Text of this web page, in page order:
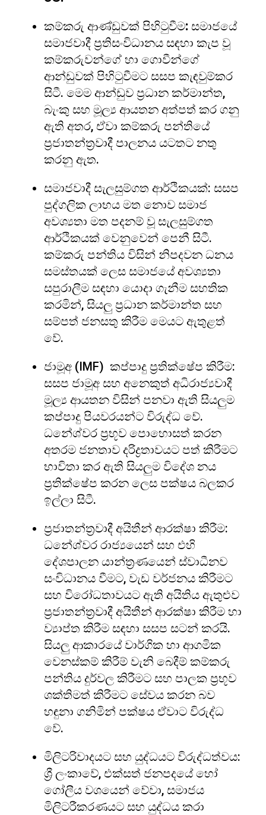
කම්කරු ආණ්ඩුවක් පිහිටුවීම: සමාජයේ
සමාජවාදී ප්‍රතිසංවිධානය සඳහා කැප වූ
කම්කරුවන්ගේ හා ගොවීන්ගේ
ආන්ඩුවක් පිහිටුවීමට සසප කැඳවුම්කර
සිටී. මෙම ආන්ඩුව ප්‍රධාන කර්මාන්ත,
බැංකු සහ මූල්‍ය ආයතන අත්පත් කර ගනු
ඇති අතර, ඒවා කම්කරු පන්තියේ
ප්‍රජාතන්ත්‍රවාදී පාලනය යටතට නතු
කරනු ඇත.
සමාජවාදී සැලසුම්ගත ආර්ථිකයක්: සසප
පුද්ගලික ලාභය මත නොව සමාජ
අවශ්‍යතා මත පදනම් වූ සැලසුම්ගත
ආර්ථිකයක් වෙනුවෙන් පෙනී සිටී.
කම්කරු පන්තිය විසින් නිපදවන ධනය
සමස්තයක් ලෙස සමාජයේ අවශ්‍යතා
සපුරාලීම සඳහා යොදා ගැනීම සහතික
කරමින්, සියලු ප්‍රධාන කර්මාන්ත සහ
සම්පත් ජනසතු කිරීම මෙයට ඇතුළත්
වේ.
ජාමූඅ (IMF) කප්පාදු ප්‍රතික්ෂේප කිරීම:
සසප ජාමූඅ සහ අනෙකුත් අධිරාජ්‍යවාදී
මූල්‍ය ආයතන විසින් පනවා ඇති සියලුම
කප්පාදු පියවරයන්ට විරුද්ධ වේ.
ධනේශ්වර ප්‍රභූව පොහොසත් කරන
අතරම ජනතාව දරිද්‍රතාවයට පත් කිරීමට
භාවිතා කර ඇති සියලුම විදේශ නය
ප්‍රතික්ෂේප කරන ලෙස පක්ෂය බලකර
ඉල්ලා සිටී.
ප්‍රජාතන්ත්‍රවාදී අයිතීන් ආරක්ෂා කිරීම:
ධනේශ්වර රාජ්‍යයෙන් සහ එහි
දේශපාලන යාන්ත්‍රණයෙන් ස්වාධීනව
සංවිධානය වීමට, වැඩ වර්ජනය කිරීමට
සහ විරෝධතාවයට ඇති අයිතිය ඇතුළුව
ප්‍රජාතන්ත්‍රවාදී අයිතීන් ආරක්ෂා කිරීම හා
ව්‍යාප්ත කිරීම සඳහා සසප සටන් කරයි.
සියලු ආකාරයේ වාර්ගික හා ආගමික
වෙනස්කම් කිරීම් වැනි බෙදීම් කම්කරු
පන්තිය දුර්වල කිරීමට සහ පාලක ප්‍රභූව
ශක්තිමත් කිරීමට සේවය කරන බව
හඳුනා ගනිමින් පක්ෂය ඒවාට විරුද්ධ
වේ.
මිලිටරිවාදයට සහ යුද්ධයට විරුද්ධත්වය:
ශ්‍රී ලංකාවේ, එක්සත් ජනපදයේ හෝ
ගෝලීය වශයෙන් වේවා, සමාජය
මිලිටරීකරණයට සහ යුද්ධය කරා